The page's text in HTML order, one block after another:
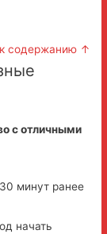
к содержанию ↑
с отличными
минут ранее
начать